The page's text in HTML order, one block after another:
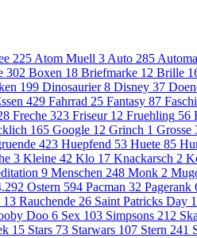
225 Atom Muell 3 Auto 285
302 Boxen 18 Briefmarke 12 Brille
199 Dinosaurier 8 Disney 37
429 Fahrrad 25 Fantasy 87
Freche 323 Friseur 12 Fruehling 56
165 Google 12 Grinch 1 Grosse
423 Huepfend 53 Huete 85
3 Kleine 42 Klo 17 Knackarsch 2
9 Menschen 248 Monk 2
Ostern 594 Pacman 32 Pagerank
13 Rauchende 26 Saint Patricks Day
Doo 6 Sex 103 Simpsons 212
15 Stars 73 Starwars 107 Stern 241